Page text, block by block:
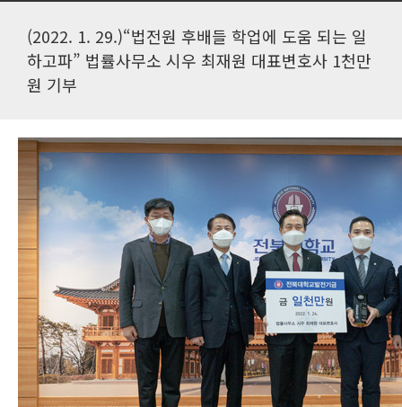
(2022. 1. 29.)“법전원 후배들 학업에 도움 되는 일
하고파” 법률사무소 시우 최재원 대표변호사 1천만
원 기부